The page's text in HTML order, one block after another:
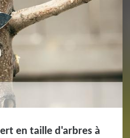
en taille d'arbres à